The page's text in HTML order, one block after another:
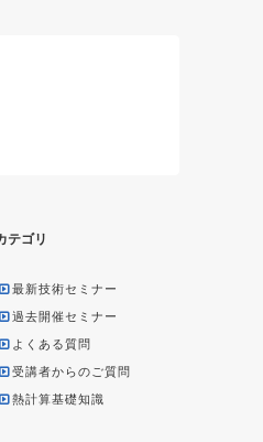
テゴリ
最新技術セミナー
過去開催セミナー
よくある質問
受講者からのご質問
熱計算基礎知識